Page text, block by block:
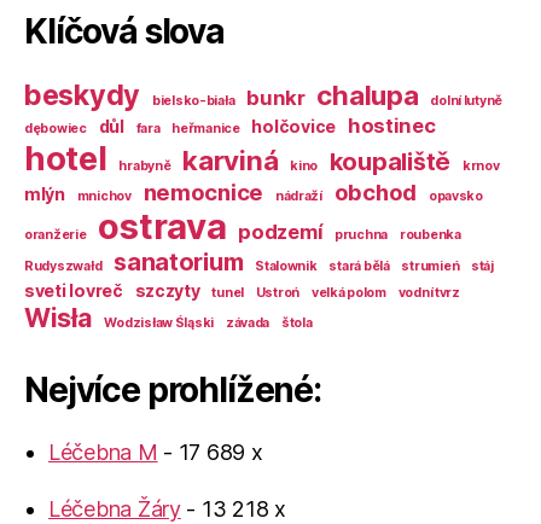
Klíčová slova
beskydy bielsko-biała bunkr chalupa
dolní lutyně
dębowiec
důl fara heřmanice holčovice hostinec
hotel hrabyně karviná kino koupaliště krnov
mlýn mnichov nemocnice nádraží obchod opavsko
oranžerie ostrava podzemí pruchna
roubenka
Rudyszwałd
sanatorium Stalownik stará bělá strumień stáj
sveti lovreč szczyty tunel Ustroń velká polom vodní tvrz
Wisła Wodzisław Śląski závada štola
Nejvíce prohlížené:
Léčebna M - 17 689 x
Léčebna Žáry- 13 218 x